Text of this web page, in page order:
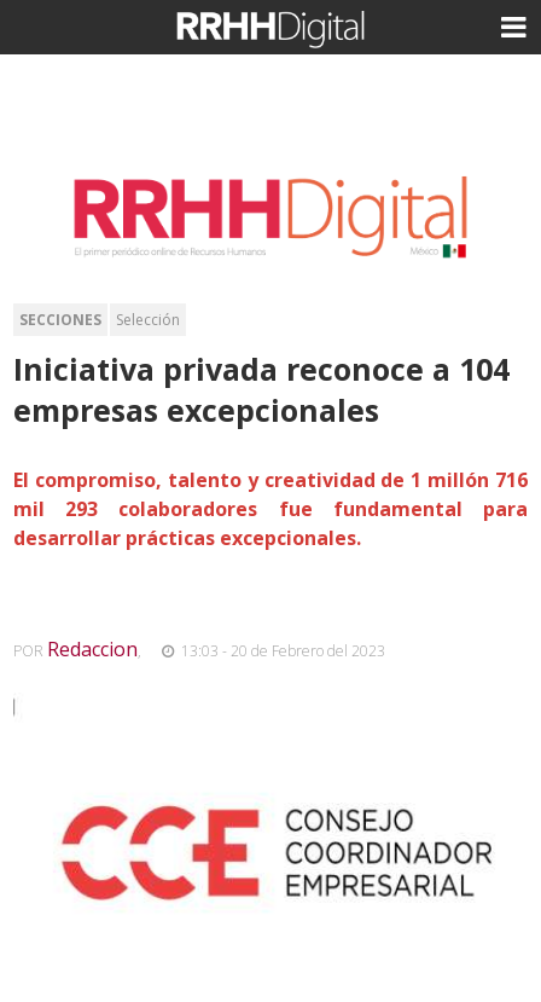
SECCIONES Selección
Iniciativa privada reconoce a 104
empresas excepcionales
El compromiso, talento y creatividad de 1 millón 716
mil 293 colaboradores fue fundamental para
desarrollar prácticas excepcionales.
POR Redaccion, 13:03 - 20 de Febrero del 2023